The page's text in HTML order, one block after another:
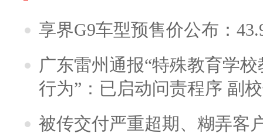
享界G9车型预售价公布：
广东雷州通报“特殊教育学
行为”：已启动问责程序 副
被传交付严重超期、糊弄客